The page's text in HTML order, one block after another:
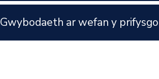
Gwybodaeth ar wefan y